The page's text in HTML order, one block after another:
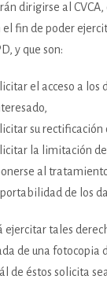
dirigirse al
fin de poder
y que son:
el acceso a los
su rectificación
la limitación
al
de los
ejercitar tales
de una fotocopia
de éstos solicita